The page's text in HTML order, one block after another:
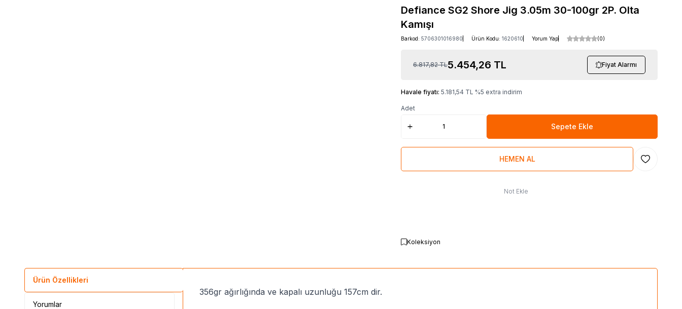
Defiance SG2 Shore Jig 3.05m 30-100gr 2P. Olta
Kamışı
Barkod: 5706301016980 Ürün Kodu: 1620610 Yorum Yap (0)
6.817,82TL5.454,26 TL Fiyat Alarmı
Havale fiyatı: 5.181,54 TL %5 extra indirim
Adet
Sepete Ekle
HEMEN AL Favoriye
Not Ekle
Koleksiyon
Ürün Özellikleri
Yorumlar
356gr ağırlığında ve kapalı uzunluğu 157cm dir.